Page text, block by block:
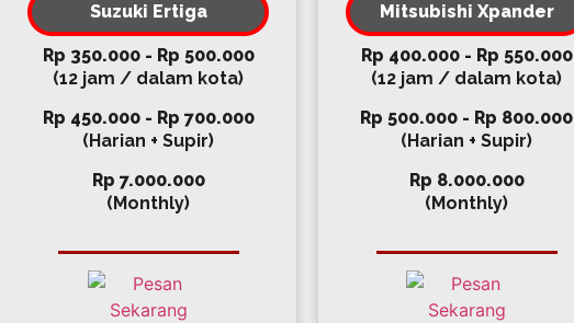
Suzuki Ertiga
Rp 350.000 - Rp 500.000
(12 jam / dalam kota)
Rp 450.000 - Rp 700.000
(Harian + Supir)
Rp 7.000.000
(Monthly)
Mitsubishi Xpander
Rp 400.000 - Rp 550.000
(12 jam / dalam kota)
Rp 500.000 - Rp 800.000
(Harian + Supir)
Rp 8.000.000
(Monthly)